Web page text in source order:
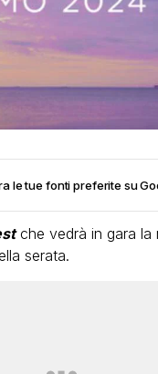
le tue fonti preferite su
che vedrà in gara la
serata.